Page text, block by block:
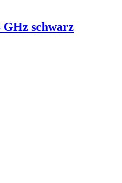
GHz schwarz